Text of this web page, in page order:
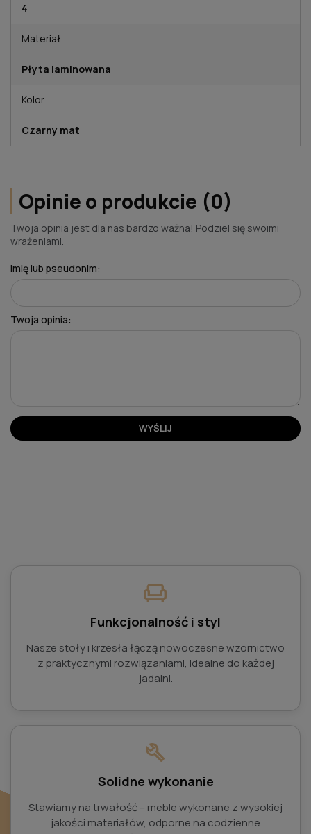
4
Materiał
Płyta laminowana
Kolor
Czarny mat
Opinie o produkcie (0)
Twoja opinia jest dla nas bardzo ważna! Podziel się swoimi
wrażeniami.
Imię lub pseudonim:
Twoja opinia:
WYŚLIJ
chair
Funkcjonalność i styl
Nasze stoły i krzesła łączą nowoczesne wzornictwo
z praktycznymi rozwiązaniami, idealne do każdej
jadalni.
build
Solidne wykonanie
Stawiamy na trwałość – meble wykonane z wysokiej
jakości materiałów, odporne na codzienne